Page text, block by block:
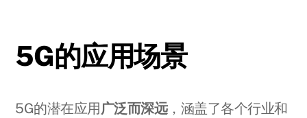
5G的应用场景
5G的潜在应用广泛而深远，涵盖了各个行业和